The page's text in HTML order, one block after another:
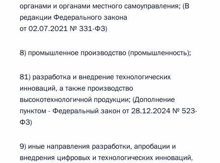
органами и органами местного самоуправления; (В
редакции Федерального закона
от 02.07.2021 № 331-ФЗ)
8) промышленное производство (промышленность);
81) разработка и внедрение технологических
инноваций, а также производство
высокотехнологичной продукции; (Дополнение
пунктом - Федеральный закон от 28.12.2024 № 523-
ФЗ)
9) иные направления разработки, апробации и
внедрения цифровых и технологических инноваций,